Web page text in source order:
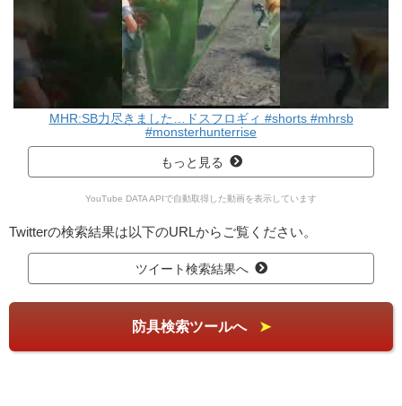
MHR:SB力尽きました…ドスフロギィ #shorts #mhrsb
#monsterhunterrise
もっと見る
YouTube DATA APIで自動取得した動画を表示しています
Twitterの検索結果は以下のURLからご覧ください。
ツイート検索結果へ
防具検索ツールへ